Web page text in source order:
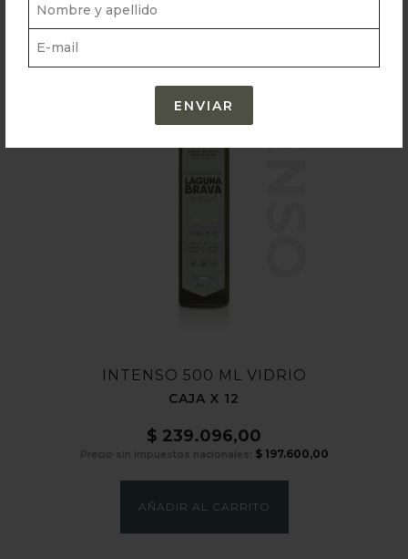
INTENSO
INTENSO 500 ML VIDRIO
CAJA X 12
$ 239.096,00
Precio sin impuestos nacionales: $197.600,00
AÑADIR AL CARRITO